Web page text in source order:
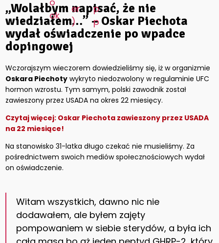
„Wolałbym napisać, że nie
wiedziałem…” – Oskar Piechota
wydał oświadczenie po wpadce
dopingowej
Wczorajszym wieczorem dowiedzieliśmy się, iż w organizmie
Oskara Piechoty wykryto niedozwolony w regulaminie UFC
hormon wzrostu. Tym samym, polski zawodnik został
zawieszony przez USADA na okres 22 miesięcy.
Czytaj więcej: Oskar Piechota zawieszony przez USADA
na 22 miesiące!
Na stanowisko 31-latka długo czekać nie musieliśmy. Za
pośrednictwem swoich mediów społecznościowych wydał
on oświadczenie.
Witam wszystkich, dawno nic nie
dodawałem, ale byłem zajęty
pompowaniem w siebie sterydów, a była ich